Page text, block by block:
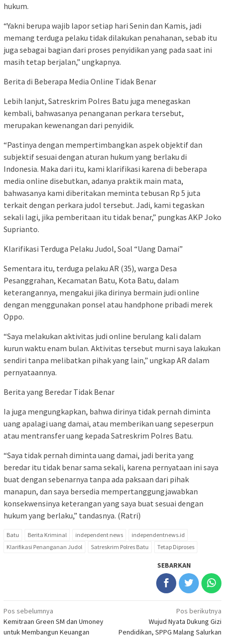
hukum.
“Yakni berupa wajib lapor setiap hari Senin dan Kamis, jadi
memang terduga pelaku tidak dilakukan penahanan, sebab itu
juga sebagai bagian dari proses penyidikan yang pada saat ini
masih tetap berjalan,” ungkapnya.
Berita di Beberapa Media Online Tidak Benar
Lebih lanjut, Satreskrim Polres Batu juga menegaskan
kembali, bahwasanya penanganan perkara tersebut,
merupakan kewenangan dari penyidik.
“Pastinya dengan mempertimbangkan aspek objektif dan
subjektif sesuai dengan aturan hukum yang berlaku di
Indonesia. Maka dari itu, kami klarifikasi karena di beberapa
media online disebutkan, adanya praktik main mata,
bahwasanya kami diberitakan meminta tebusan Rp 5 juta
terkait dengan perkara judol tersebut. Jadi, kami tegaskan
sekali lagi, jika pemberitaan itu tidak benar,” pungkas AKP Joko
Suprianto.
Klarifikasi Terduga Pelaku Judol, Soal “Uang Damai”
Sementara itu, terduga pelaku AR (35), warga Desa
Pesanggrahan, Kecamatan Batu, Kota Batu, dalam
keterangannya, mengakui jika dirinya bermain judi online
dengan menggunakan ponsel atau handphone pribadi merek
Oppo.
“Saya melakukan aktivitas judi online berulang kali dalam
kurun waktu enam bulan. Aktivitas tersebut murni saya lakukan
sendiri tanpa melibatkan pihak yang lain,” ungkap AR dalam
pernyataannya.
Berita yang Beredar Tidak Benar
Ia juga mengungkapkan, bahwa dirinya tidak pernah diminta
uang apalagi uang damai, atau memberikan uang sepeserpun
atau mentransfer uang kepada Satreskrim Polres Batu.
“Saya tidak pernah diminta uang damai, jadi berita yang
beredar itu tidak benar sama sekali, karena pernyataan ini saya
buat dengan sebenarnya tanpa ada paksaan dari pihak
manapun, dan saya bersedia mempertanggungjawabkan
konsekwensinya keterangan yang saya buat sesuai dengan
hukum yang berlaku,” tandasnya. (Ratri)
Batu Berita Kriminal independent news
independentnews.id
Klarifikasi Penanganan Judol
Satreskrim Polres Batu Tetap Diproses
SEBARKAN
Navigasi
pos
Pos sebelumnya
Kemitraan Green SM dan Umoney
untuk Membangun Keuangan
Pos berikutnya
Wujud Nyata Dukung Gizi
Pendidikan, SPPG Malang Salurkan